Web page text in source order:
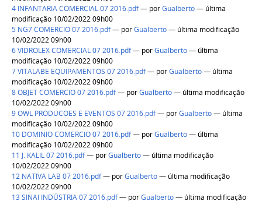
4 INFANTARIA COMERCIAL 07 2016.pdf— porGualberto— última
modificação 10/02/2022 09h00
5 NG7 COMERCIO 07 2016.pdf— porGualberto— última modificação
10/02/2022 09h00
6 VIDROLEX COMERCIAL 07 2016.pdf— porGualberto— última
modificação 10/02/2022 09h00
7 VITALABE EQUIPAMENTOS 07 2016.pdf— porGualberto— última
modificação 10/02/2022 09h00
8 OBJET COMERCIO 07 2016.pdf— porGualberto— última modificação
10/02/2022 09h00
9 OWL PRODUCOES E EVENTOS 07 2016.pdf— porGualberto— última
modificação 10/02/2022 09h00
10 DOMINIO COMERCIO 07 2016.pdf— porGualberto— última
modificação 10/02/2022 09h00
11 J. KALIL 07 2016.pdf— porGualberto— última modificação
10/02/2022 09h00
12 NATIVA LAB 07 2016.pdf— porGualberto— última modificação
10/02/2022 09h00
13 SINAI INDÚSTRIA 07 2016.pdf— porGualberto— última modificação